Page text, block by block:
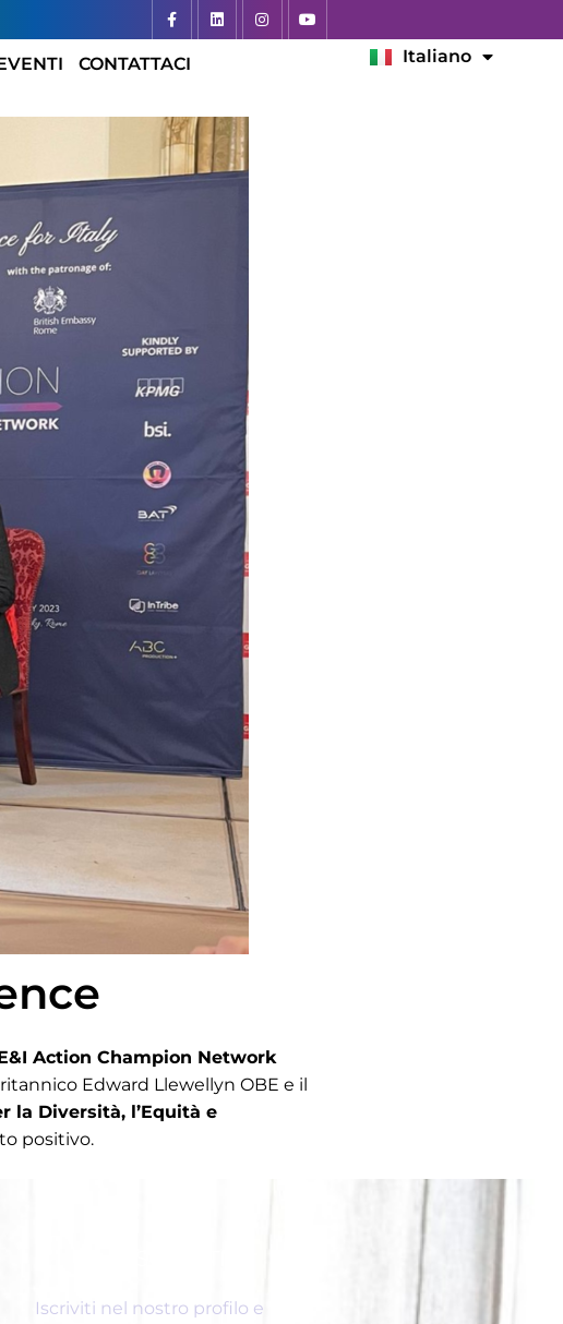
CONTATTACI Italiano
Français
Action Champion Network
Edward Llewellyn OBE e il
la Diversità, l’Equità e
positivo.
Iscriviti nel nostro profilo e